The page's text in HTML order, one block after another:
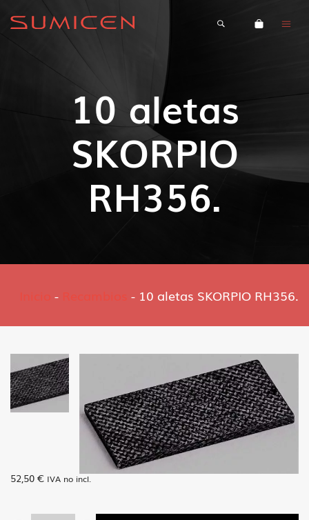
10 aletas
SKORPIO
RH356.
- - 10 aletas SKORPIO RH356.
52,50 € IVA no incl.